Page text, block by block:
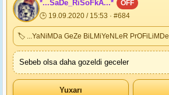
*...SaDe_RiSoFkA...*
OFF
🕒 19.09.2020 / 15:53 · #684
🏷 ...YaNiMDa GeZe BiLMiYeNLeR
Sebeb olsa daha gozeldi geceler
Yuxarı